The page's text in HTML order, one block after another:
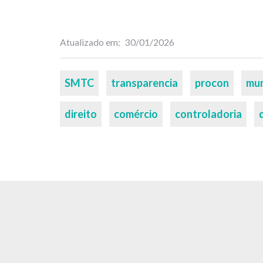
Atualizado em 30/01/2026
Palavras-
SMTC transparencia procon
direito comércio controladoria